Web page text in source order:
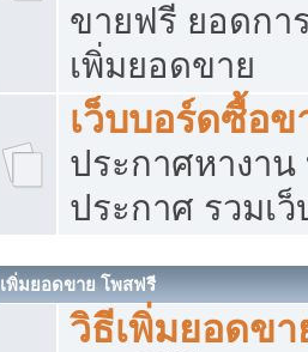
ขายฟรี ยอดกา
เพิ่มยอดขาย
เว็บบอร์ดซื้อข
ประกาศหางาน
ประกาศ รวมเ
เพิ่มยอดขาย โพสฟรี
วิธีเพิ่มยอดข